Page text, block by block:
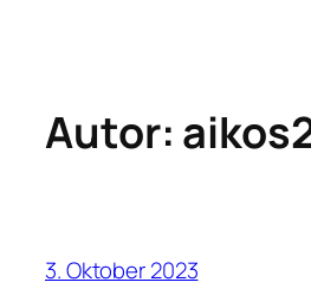
Autor:
3. Oktober 2023